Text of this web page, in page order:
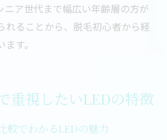
ニア世代まで幅広い年齢層の方が
れることから、脱毛初心者から経
す。
重視したいLEDの特徴
較でわかるLEDの魅力